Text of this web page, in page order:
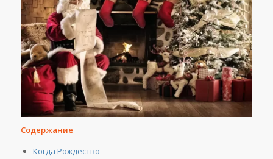
Содержание
Когда Рождество